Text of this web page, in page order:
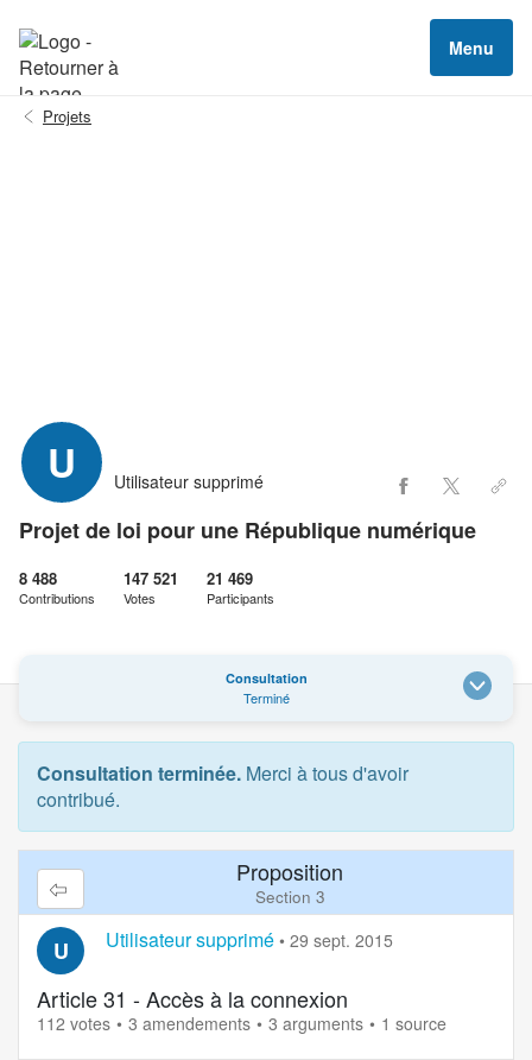
Menu
Projets
U Utilisateur supprimé
Projet de loi pour une République numérique
8 488
Contributions
147 521
Votes
21 469
Participants
Consultation
Terminé
Consultation terminée. Merci à tous d'avoir
contribué.
Proposition
Section 3
U Utilisateur supprimé • 29 sept. 2015
Article 31 - Accès à la connexion
112 votes 3 amendements 3 arguments 1 source